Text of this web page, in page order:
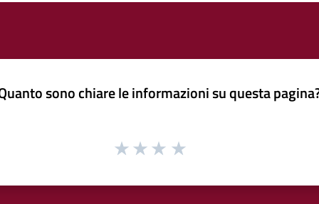
sono chiare le informazioni su questa